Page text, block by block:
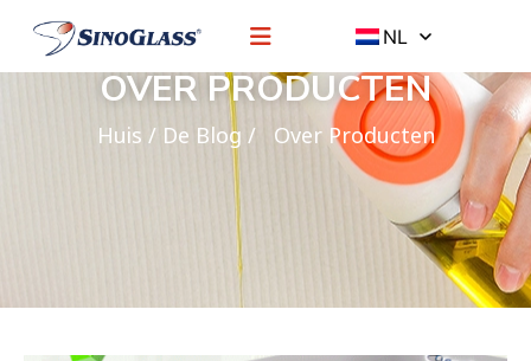
NL
OVER PRODUCTEN
Huis / De Blog / Over Producten